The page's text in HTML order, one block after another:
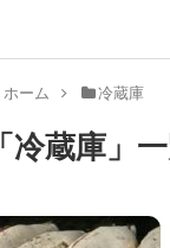
ホーム 冷蔵庫
「 冷蔵庫 」